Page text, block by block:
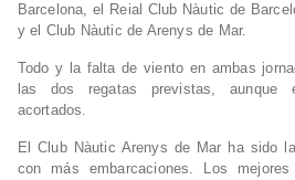
Barcelona, el Reial Club Nàutic de
y el Club Nàutic de Arenys de Mar.
Todo y la falta de viento en ambas
las dos regatas previstas, aunque
acortados.
El Club Nàutic Arenys de Mar ha sido
con más embarcaciones. Los